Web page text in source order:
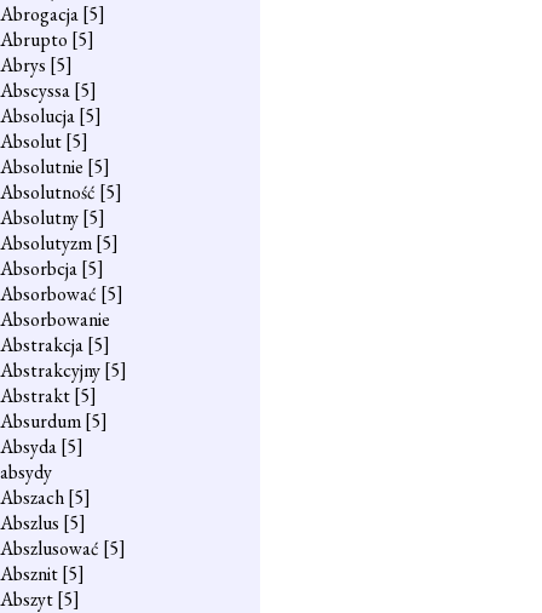
Abrogacja[5]
Abrupto [5]
Abrys [5]
Abscyssa[5]
Absolucja[5]
Absolut[5]
Absolutnie [5]
Absolutność [5]
Absolutny[5]
Absolutyzm[5]
Absorbcja[5]
Absorbować [5]
Absorbowanie
Abstrakcja[5]
Abstrakcyjny[5]
Abstrakt[5]
Absurdum[5]
Absyda[5]
absydy
Abszach[5]
Abszlus [5]
Abszlusować [5]
Absznit[5]
Abszyt[5]